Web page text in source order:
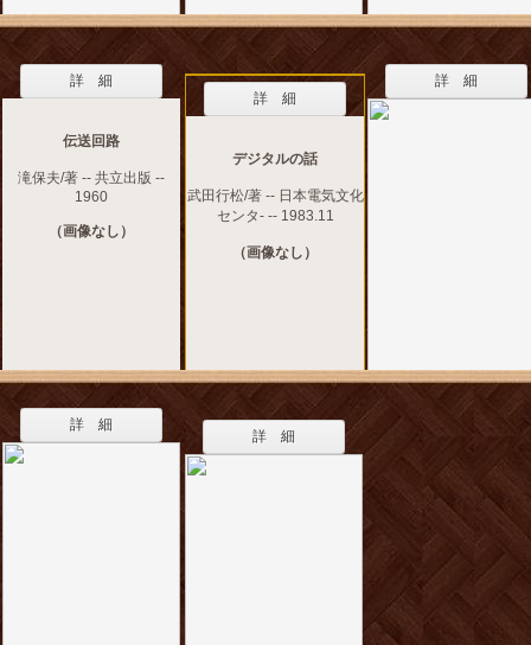
詳 細
伝送回路
滝保夫/著 -- 共立出版 --
1960
（画像なし）
詳 細
デジタルの話
武田行松/著 -- 日本電気文化
センタ- -- 1983.11
（画像なし）
詳 細
詳 細
詳 細